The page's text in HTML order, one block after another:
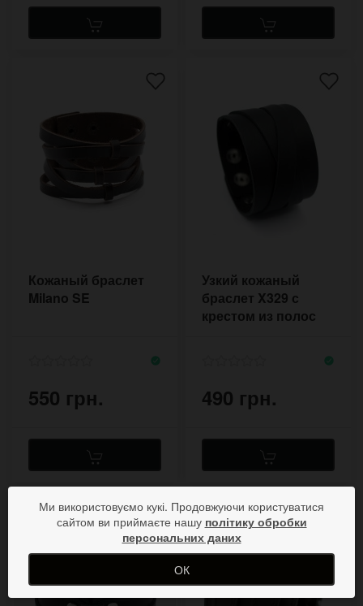
Кожаный браслет
Milano SE
550 грн.
Узкий кожаный
браслет X329 с
крестом из полос
490 грн.
Ми використовуємо кукі. Продовжуючи користуватися
сайтом ви приймаєте нашу політику обробки
персональних даних
ОК